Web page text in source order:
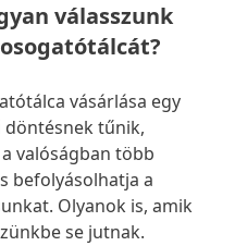
válasszunk
vásárlása egy
döntésnek tűnik,
valóságban több
befolyásolhatja a
Olyanok is, amik
se jutnak.